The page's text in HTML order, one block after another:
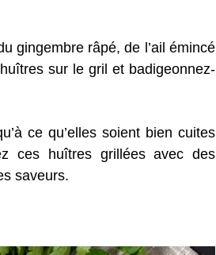
gingembre râpé, de l’ail émincé
sur le gril et badigeonnez-
ce qu’elles soient bien cuites
ces huîtres grillées avec des
saveurs.